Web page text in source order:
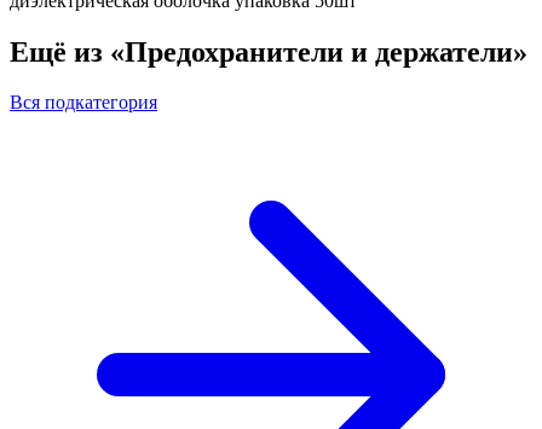
Ещё из «Предохранители и держатели»
Вся подкатегория